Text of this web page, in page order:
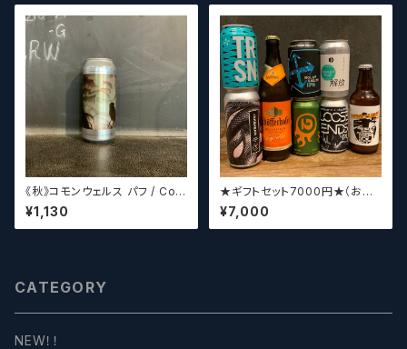
《秋》コモンウェルス パフ / Com
monwealth Puff 【クラフトビ
ールシザーズ】
¥1,130
★ギフトセット7000円★（お好
みに合わせて5～8本チョイスさ
せていただきます）【クラフトビー
ル】
¥7,000
CATEGORY
NEW！！